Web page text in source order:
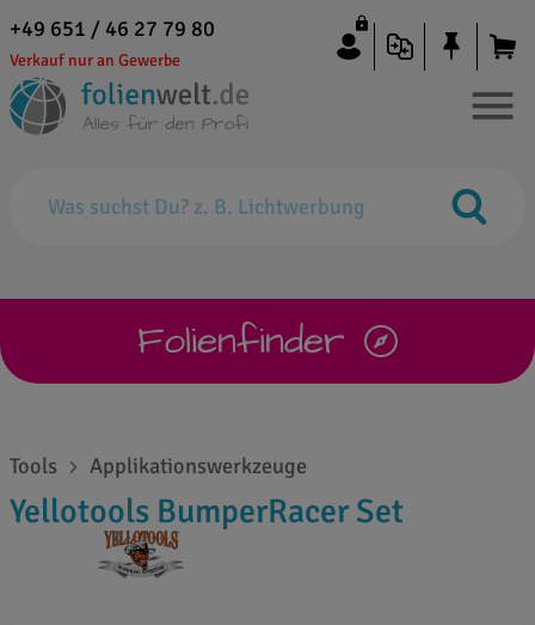
+49 651 / 46 27 79 80
Verkauf nur an Gewerbe
Folienfinder
Tools Applikationswerkzeuge
Yellotools BumperRacer Set